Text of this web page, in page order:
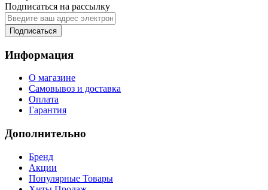
Подписаться на рассылку
Подписаться
Информация
О магазине
Самовывоз и доставка
Оплата
Гарантия
Дополнительно
Бренд
Акции
Популярные Товары